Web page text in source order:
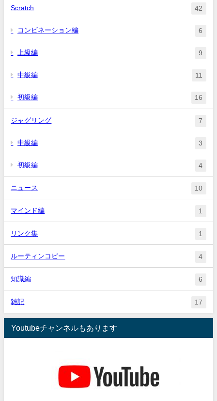
Scratch 42
コンビネーション編 6
上級編 9
中級編 11
初級編 16
ジャグリング 7
中級編 3
初級編 4
ニュース 10
マインド編 1
リンク集 1
ルーティンコピー 4
知識編 6
雑記 17
Youtubeチャンネルもあります